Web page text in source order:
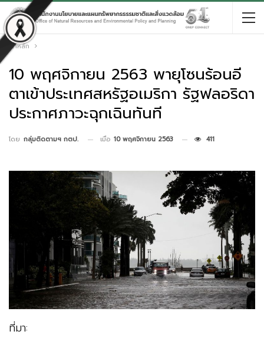
หน้าหลัก
10 พฤศจิกายน 2563 พายุโซนร้อนอี
ตาเข้าประเทศสหรัฐอเมริกา รัฐฟลอริดา
ประกาศภาวะฉุกเฉินทันที
โดย กลุ่มติดตามฯ กตป. เมื่อ 10 พฤศจิกายน 2563 411
ที่มา: